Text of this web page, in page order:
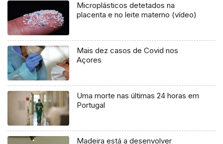
Microplásticos detetados na
placenta e no leite materno (vídeo)
Mais dez casos de Covid nos
Açores
Uma morte nas últimas 24 horas em
Portugal
Madeira está a desenvolver